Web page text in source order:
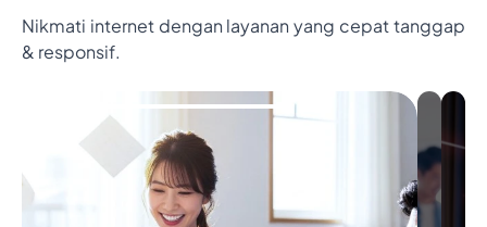
Nikmati internet dengan layanan yang cepat tanggap
& responsif.